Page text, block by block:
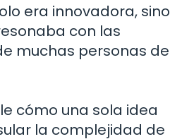
era innovadora, sino
con las
muchas personas de
cómo una sola idea
la complejidad de